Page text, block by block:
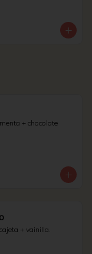
+ chocolate
+ vainilla.